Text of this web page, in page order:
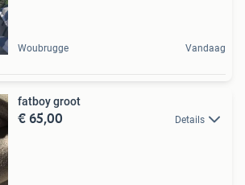
Woubrugge Vandaag
fatboy groot
€ 65,00 Details